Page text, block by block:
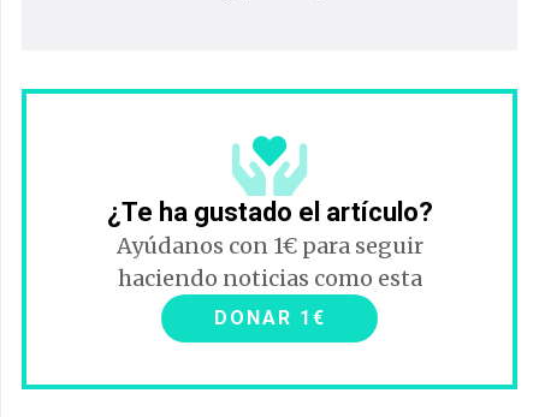
¿Te ha gustado el artículo?
Ayúdanos con 1€ para seguir
haciendo noticias como esta
DONAR 1€